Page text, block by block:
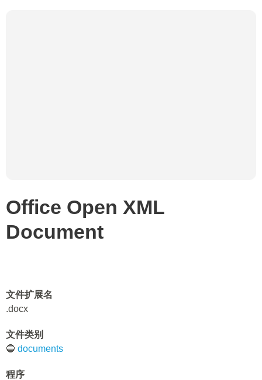
Office Open XML
Document
文件扩展名
.docx
文件类别
🔵 documents
程序